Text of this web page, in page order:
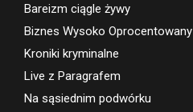
Bareizm ciągle żywy
Biznes Wysoko Oprocentowany
Kroniki kryminalne
Live z Paragrafem
Na sąsiednim podwórku